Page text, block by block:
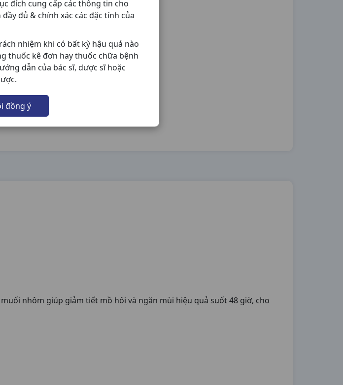
đích cung cấp các thông tin cho
đủ & chính xác các đặc tính của
nhiệm khi có bất kỳ hậu quả nào
thuốc kê đơn hay thuốc chữa bệnh
dẫn của bác sĩ, dược sĩ hoặc
đồng ý
nhôm giúp giảm tiết mồ hôi và ngăn mùi hiệu quả suốt 48 giờ, cho